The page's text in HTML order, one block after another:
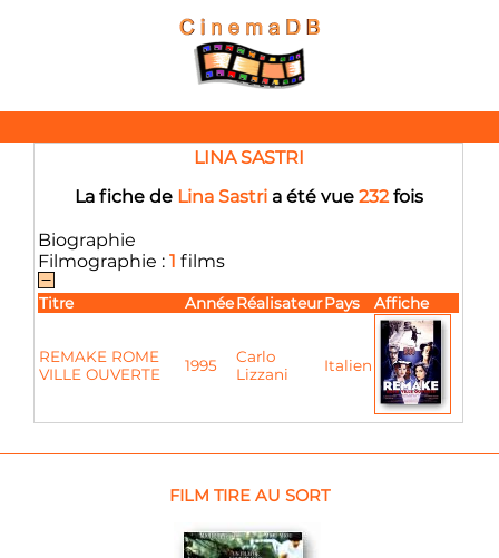
LINA SASTRI
La fiche de Lina Sastria été vue 232fois
Biographie
Filmographie : 1 films
Titre AnnéeRéalisateurPays Affiche
REMAKE ROME
VILLE OUVERTE
1995
Carlo
Lizzani
Italien
FILM TIRE AU SORT